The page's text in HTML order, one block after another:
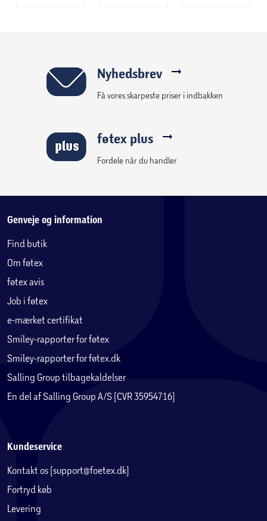
Nyhedsbrev
Få vores skarpeste priser i indbakken
føtex plus
Fordele når du handler
Genveje og information
Find butik
Om føtex
føtex avis
Job i føtex
e-mærket certifikat
Smiley-rapporter for føtex
Smiley-rapporter for føtex.dk
Salling Group tilbagekaldelser
En del af Salling Group A/S (CVR 35954716)
Kundeservice
Kontakt os (support@foetex.dk)
Fortryd køb
Levering